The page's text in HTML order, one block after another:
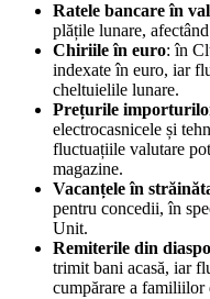
Ratele bancare în
plățile lunare,
Chiriile în euro: în
indexate în euro, iar
cheltuielile lunare.
Prețurile
electrocasnicele și
fluctuațiile valutare
magazine.
Vacanțele în
pentru concedii, în
Unit.
Remiterile din
trimit bani acasă, iar
cumpărare a